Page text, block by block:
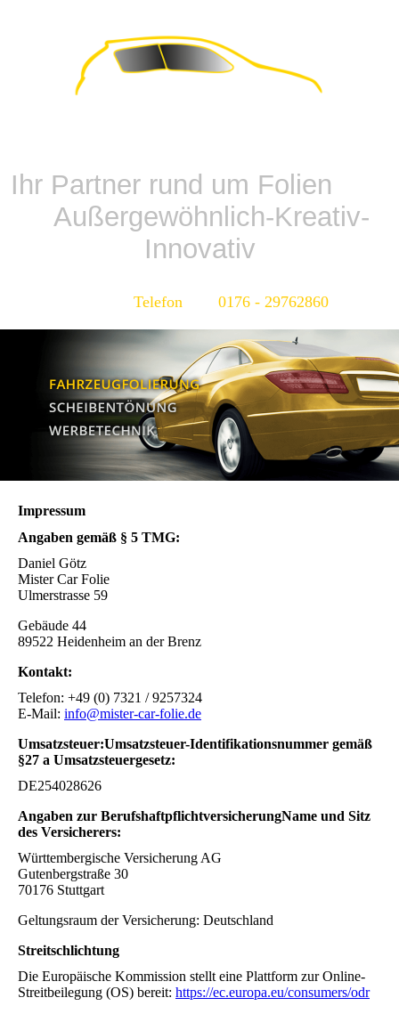
Ihr Partner rund um Folien
Außergewöhnlich-Kreativ-
Innovativ
Telefon 0176 - 29762860
Impressum
Angaben gemäß § 5 TMG:
Daniel Götz
Mister Car Folie
Ulmerstrasse 59
Gebäude 44
89522 Heidenheim an der Brenz
Kontakt:
Telefon: +49 (0) 7321 / 9257324
E-Mail: info@mister-car-folie.de
Umsatzsteuer:Umsatzsteuer-Identifikationsnummer gemäß
§27 a Umsatzsteuergesetz:
DE254028626
Angaben zur BerufshaftpflichtversicherungName und Sitz
des Versicherers:
Württembergische Versicherung AG
Gutenbergstraße 30
70176 Stuttgart
Geltungsraum der Versicherung: Deutschland
Streitschlichtung
Die Europäische Kommission stellt eine Plattform zur Online-
Streitbeilegung (OS) bereit: https://ec.europa.eu/consumers/odr